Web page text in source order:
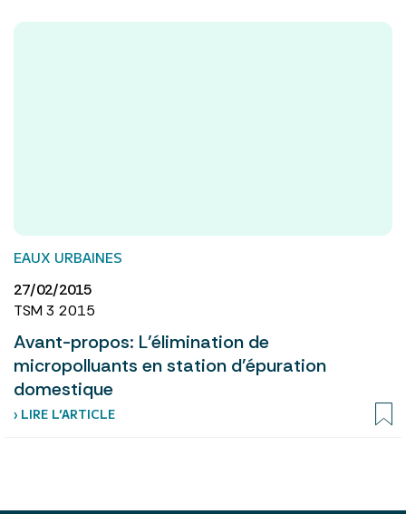
EAUX URBAINES
27/02/2015
TSM 3 2015
Avant-propos: L’élimination de
micropolluants en station d'épuration
domestique
› LIRE L’ARTICLE